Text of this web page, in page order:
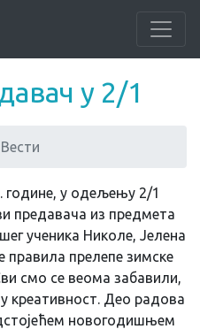
у 2/1
Вести
године, у одељењу 2/1
предавача из предмета
ученика Николе, Јелена
правила прелепе зимске
смо се веома забавили,
креативност. Део радова
новогодишњем